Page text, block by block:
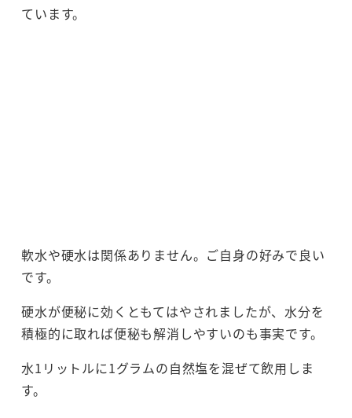
ています。
軟水や硬水は関係ありません。ご自身の好みで良い
です。
硬水が便秘に効くともてはやされましたが、水分を
積極的に取れば便秘も解消しやすいのも事実です。
水1リットルに1グラムの自然塩を混ぜて飲用しま
す。